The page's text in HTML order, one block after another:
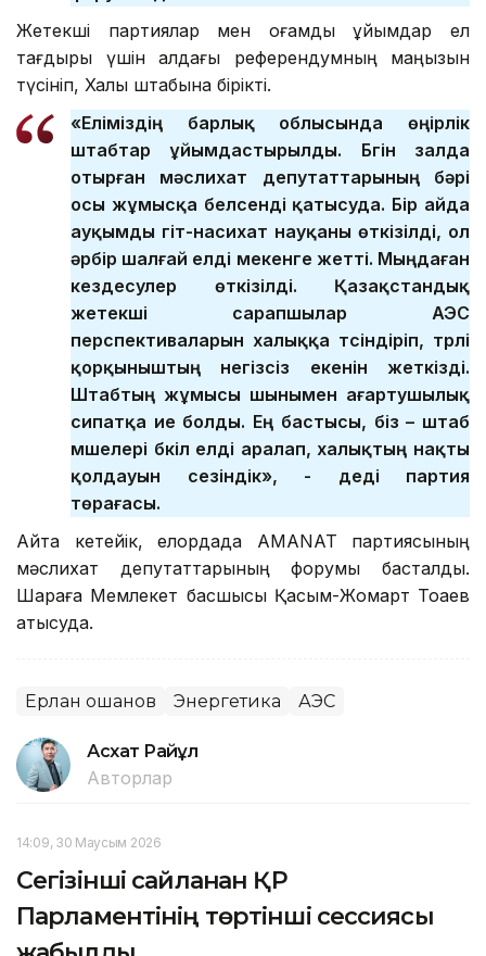
Жетекші партиялар мен қоғамдық ұйымдар ел
тағдыры үшін алдағы референдумның маңызын
түсініп, Халық штабына бірікті.
«Еліміздің барлық облысында өңірлік
штабтар ұйымдастырылды. Бүгін залда
отырған мәслихат депутаттарының бәрі
осы жұмысқа белсенді қатысуда. Бір айда
ауқымды үгіт-насихат науқаны өткізілді, ол
әрбір шалғай елді мекенге жетті. Мыңдаған
кездесулер өткізілді. Қазақстандық
жетекші сарапшылар АЭС
перспективаларын халыққа түсіндіріп, түрлі
қорқыныштың негізсіз екенін жеткізді.
Штабтың жұмысы шынымен ағартушылық
сипатқа ие болды. Ең бастысы, біз – штаб
мүшелері бүкіл елді аралап, халықтың нақты
қолдауын сезіндік», - деді партия
төрағасы.
Айта кетейік, елордада AMANAT партиясының
мәслихат депутаттарының форумы басталды.
Шараға Мемлекет басшысы Қасым-Жомарт Тоқаев
қатысуда.
Ерлан Қошанов Энергетика АЭС
Асхат Райқұл
Авторлар
14:09, 30 Маусым 2026
Сегізінші сайланған ҚР
Парламентінің төртінші сессиясы